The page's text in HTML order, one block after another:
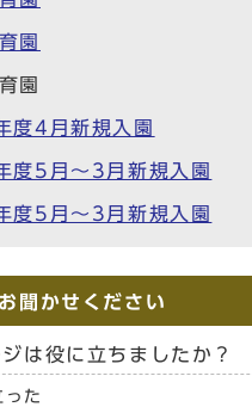
園
園
度4月新規入園
度5月～3月新規入園
度5月～3月新規入園
聞かせください
は役に立ちましたか？
った